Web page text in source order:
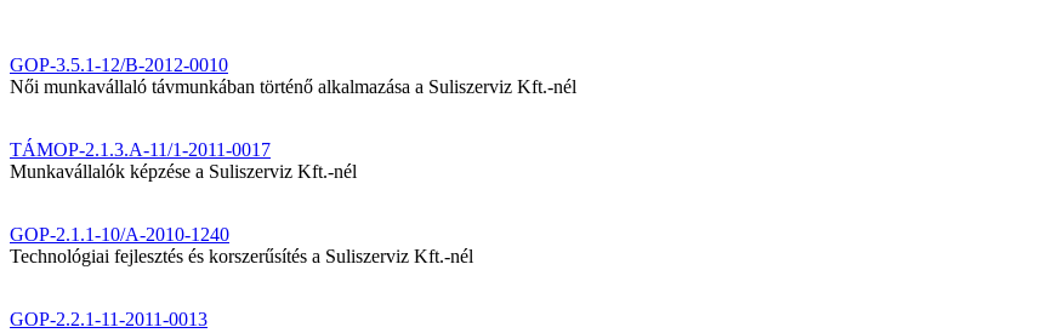
GOP-3.5.1-12/B-2012-0010
Női munkavállaló távmunkában történő alkalmazása a Suliszerviz Kft.-nél
TÁMOP-2.1.3.A-11/1-2011-0017
Munkavállalók képzése a Suliszerviz Kft.-nél
GOP-2.1.1-10/A-2010-1240
Technológiai fejlesztés és korszerűsítés a Suliszerviz Kft.-nél
GOP-2.2.1-11-2011-0013